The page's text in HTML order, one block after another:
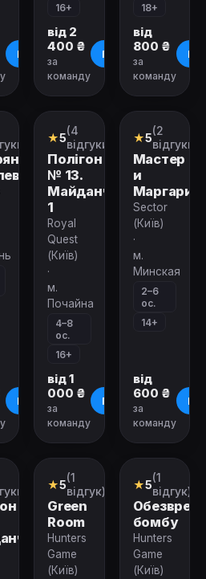
Про квест
16+
від 2
400 ₴
за
команду
Про квест
18+
від
800 ₴
за
команду
Про квест
Екшн-
гра
Зачинено
★5(4
відгуки)
Полігон
№ 13.
Майданчик
1
Royal
Quest
(Київ)
·
м.
Почайна
4–8
ос.
16+
від 1
000 ₴
за
команду
Про квест
Квест
Зачинено
★5(2
відгуки)
Мастер
и
Sector
(Київ)
·
м.
Минская
2–6
ос.
14+
від
600 ₴
за
команду
Екшн-
гра
Зачинено
★5(1
відгук)
Green
Room
Hunters
Game
(Київ)
Екшн-
гра
Зачинено
★5(1
відгук)
бомбу
Hunters
Game
(Київ)